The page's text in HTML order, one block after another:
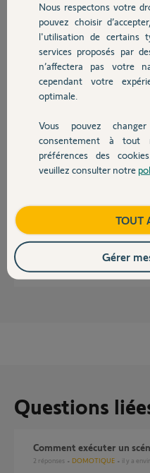
Chauffage
Autres produits
Devis avec un pro
Contact
Merci d'avance,
Merci,
Raphael R.
il y a 9 mois
Participer
Réponses
Bonjour
renaud M. il y a 9
Questions
comment exécuter un
2 réponses DOMOTIQUE il y a
Nous respectons votre
pouvez choisir
l'utilisation de certains
services proposés par
n’affectera pas votre
cependant votre
optimale.
Vous pouvez
consentement à
préférences des
veuillez consulter notre
TOUT
Gérer